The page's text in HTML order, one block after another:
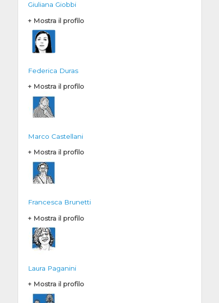
Giuliana Giobbi
+ Mostra il profilo
Federica Duras
+ Mostra il profilo
Marco Castellani
+ Mostra il profilo
Francesca Brunetti
+ Mostra il profilo
Laura Paganini
+ Mostra il profilo